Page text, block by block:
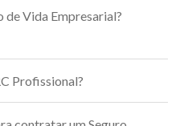
de Vida Empresarial?
Profissional?